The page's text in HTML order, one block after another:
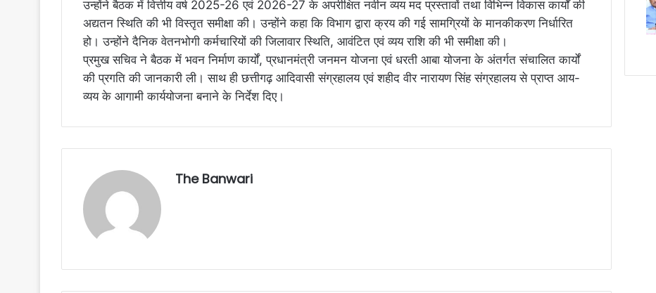
उन्होंने बैठक में वित्तीय वर्ष 2025-26 एवं 2026-27 के अपरीक्षित नवीन व्यय मद प्रस्तावों तथा विभिन्न विकास कार्यों की
अद्यतन स्थिति की भी विस्तृत समीक्षा की। उन्होंने कहा कि विभाग द्वारा क्रय की गई सामग्रियों के मानकीकरण निर्धारित
हो। उन्होंने दैनिक वेतनभोगी कर्मचारियों की जिलावार स्थिति, आवंटित एवं व्यय राशि की भी समीक्षा की।
प्रमुख सचिव ने बैठक में भवन निर्माण कार्यों, प्रधानमंत्री जनमन योजना एवं धरती आबा योजना के अंतर्गत संचालित कार्यों
की प्रगति की जानकारी ली। साथ ही छत्तीगढ़ आदिवासी संग्रहालय एवं शहीद वीर नारायण सिंह संग्रहालय से प्राप्त आय-
व्यय के आगामी कार्ययोजना बनाने के निर्देश दिए।
The Banwari